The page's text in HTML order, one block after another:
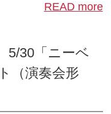
READ more
5/30「ニーベ
（演奏会形